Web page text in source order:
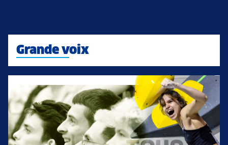
Grande voix